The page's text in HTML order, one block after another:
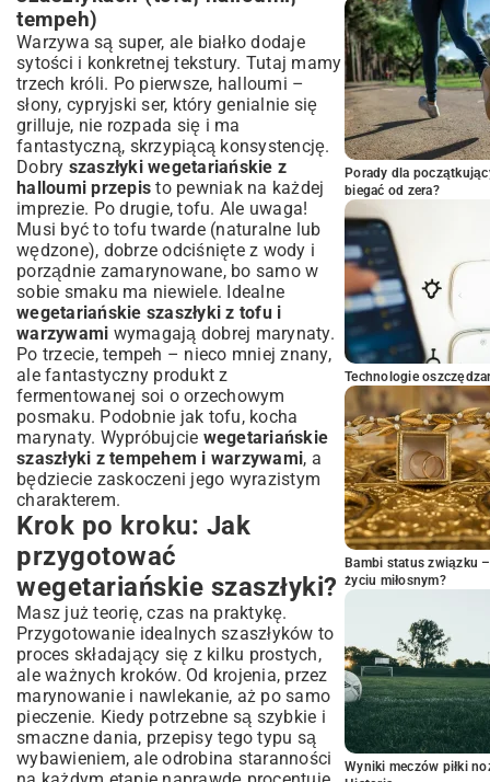
tempeh)
Warzywa są super, ale białko dodaje
sytości i konkretnej tekstury. Tutaj mamy
trzech króli. Po pierwsze, halloumi –
słony, cypryjski ser, który genialnie się
grilluje, nie rozpada się i ma
fantastyczną, skrzypiącą konsystencję.
Dobry szaszłyki wegetariańskie z
halloumi przepis to pewniak na każdej
imprezie. Po drugie, tofu. Ale uwaga!
Musi być to tofu twarde (naturalne lub
wędzone), dobrze odciśnięte z wody i
porządnie zamarynowane, bo samo w
sobie smaku ma niewiele. Idealne
wegetariańskie szaszłyki z tofu i
warzywami wymagają dobrej marynaty.
Po trzecie, tempeh – nieco mniej znany,
ale fantastyczny produkt z
fermentowanej soi o orzechowym
posmaku. Podobnie jak tofu, kocha
marynaty. Wypróbujcie wegetariańskie
szaszłyki z tempehem i warzywami, a
będziecie zaskoczeni jego wyrazistym
charakterem.
Krok po kroku: Jak
przygotować
wegetariańskie szaszłyki?
Masz już teorię, czas na praktykę.
Przygotowanie idealnych szaszłyków to
proces składający się z kilku prostych,
ale ważnych kroków. Od krojenia, przez
marynowanie i nawlekanie, aż po samo
pieczenie. Kiedy potrzebne są szybkie i
smaczne dania, przepisytego typu są
wybawieniem, ale odrobina staranności
Porady dla
biegać od zera?
Technologie
Bambi status związku
życiu miłosnym?
Wyniki meczów piłki